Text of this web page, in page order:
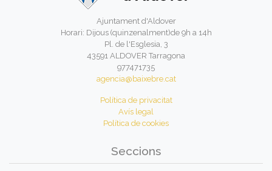
Ajuntament d'Aldover
Horari: Dijous (quinzenalment)de 9h a 14h
Pl. de l'Esglesia, 3
43591 ALDOVER Tarragona
977471735
agencia@baixebre.cat
Política de privacitat
Avís legal
Política de cookies
Seccions